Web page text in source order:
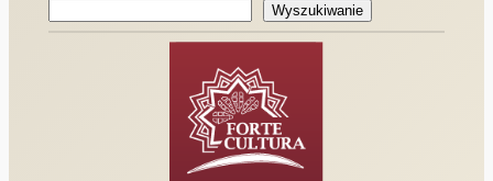
Wyszukiwanie